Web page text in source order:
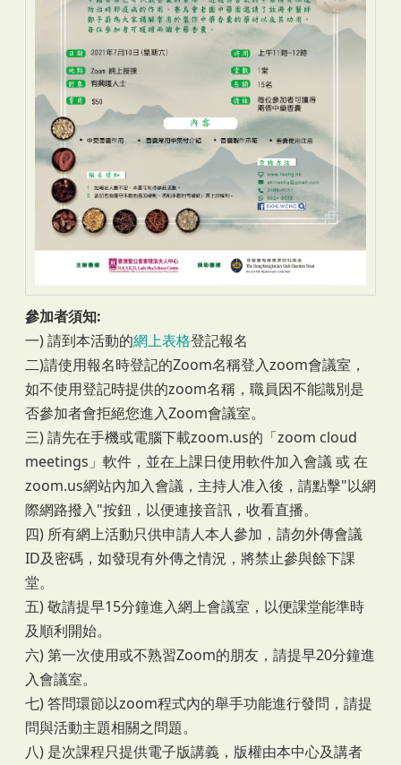
參加者須知:
一) 請到本活動的網上表格登記報名
二)請使用報名時登記的Zoom名稱登入zoom會議室，
如不使用登記時提供的zoom名稱，職員因不能識別是
否參加者會拒絕您進入Zoom會議室。
三) 請先在手機或電腦下載zoom.us的「zoom cloud
meetings」軟件，並在上課日使用軟件加入會議 或 在
zoom.us網站內加入會議，主持人准入後，請點擊"以網
際網路撥入"按鈕，以便連接音訊，收看直播。
四) 所有網上活動只供申請人本人參加，請勿外傳會議
ID及密碼，如發現有外傳之情況，將禁止參與餘下課
堂。
五) 敬請提早15分鐘進入網上會議室，以便課堂能準時
及順利開始。
六) 第一次使用或不熟習Zoom的朋友，請提早20分鐘進
入會議室。
七) 答問環節以zoom程式內的舉手功能進行發問，請提
問與活動主題相關之問題。
八) 是次課程只提供電子版講義，版權由本中心及講者